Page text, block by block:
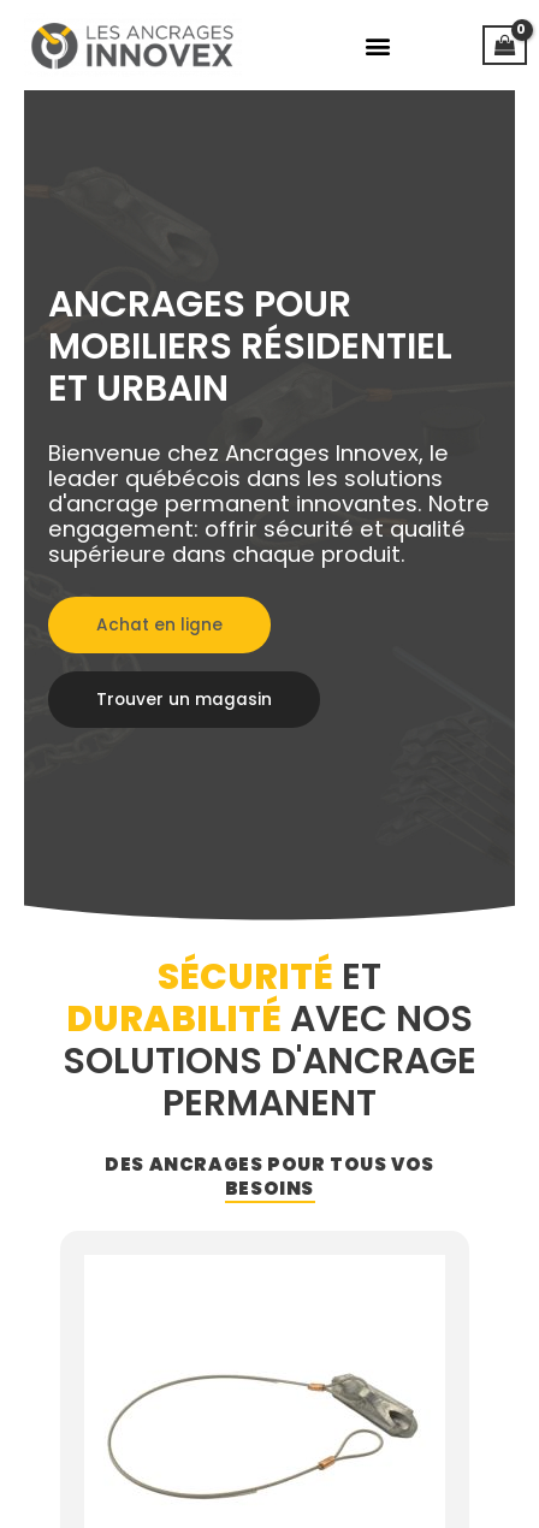
contenu
ANCRAGES POUR
MOBILIERS RÉSIDENTIEL
ET URBAIN
Bienvenue chez Ancrages Innovex, le
leader québécois dans les solutions
d'ancrage permanent innovantes. Notre
engagement: offrir sécurité et qualité
supérieure dans chaque produit.
Achat en ligne
Trouver un magasin
SÉCURITÉ ET
DURABILITÉ AVEC NOS
SOLUTIONS D'ANCRAGE
PERMANENT
DES ANCRAGES POUR TOUS VOS
BESOINS